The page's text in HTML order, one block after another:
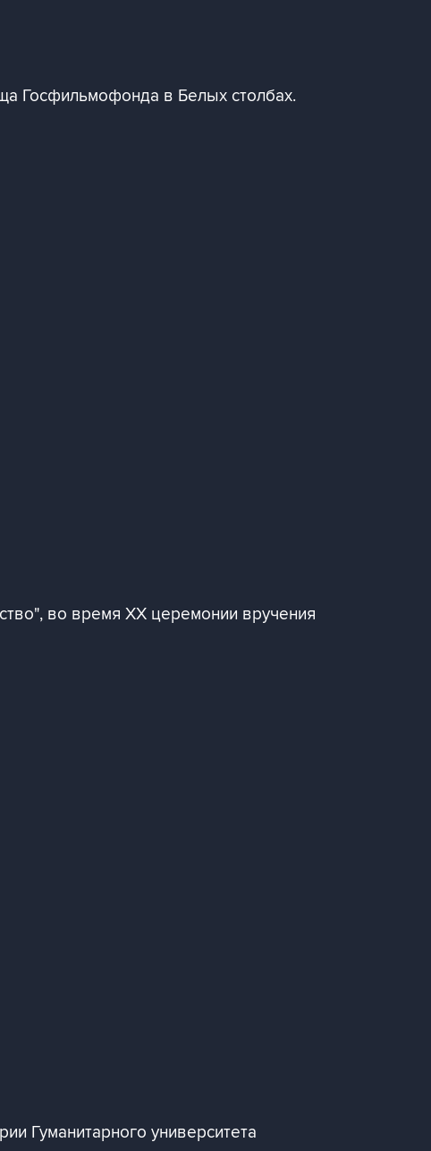
Госфильмофонда в Белых столбах.
во время XX церемонии вручения
Гуманитарного университета